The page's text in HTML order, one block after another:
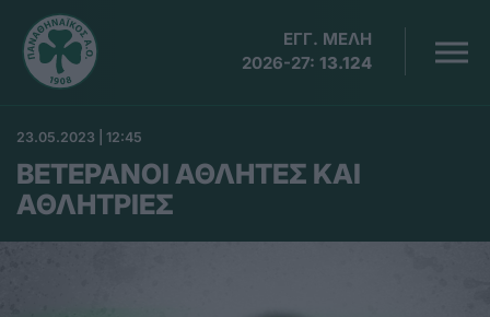
ΕΓΓ. ΜΕΛΗ
2026-27: 13.124
23.05.2023 | 12:45
ΒΕΤΕΡΑΝΟΙ ΑΘΛΗΤΕΣ ΚΑΙ
ΑΘΛΗΤΡΙΕΣ